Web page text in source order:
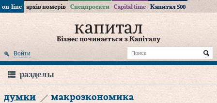
on-line архів номерів Спецпроекти Capital time Капитал 500
Бізнес починається з Капіталу
Войти
разделы
думки макроэкономика